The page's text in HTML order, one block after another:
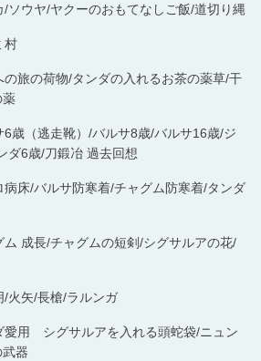
ソウヤ/ヤクーのおもてなしご飯/道切り縄
村
旅の荷物/タンダの入れるお茶の薬草/干
薬
歳（逃走靴）/バルサ8歳/バルサ16歳/ジ
ダ6歳/刀鍛冶 過去回想
床/バルサ防寒着/チャグム防寒着/タンダ
成長/チャグムの短剣/シグサルアの花/
火矢/長槍/ラルンガ
愛用 シグサルアを入れる頭蛇袋/ニュン
器